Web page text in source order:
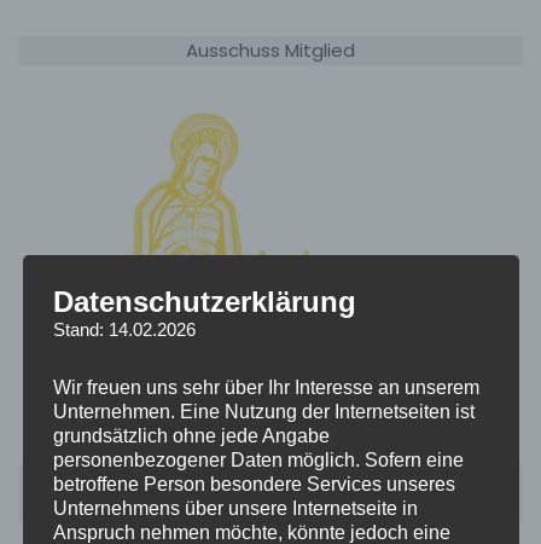
Ausschuss Mitglied
Dirk
Kühn
Datenschutzerklärung
Stand: 14.02.2026
Wir freuen uns sehr über Ihr Interesse an unserem
Unternehmen. Eine Nutzung der Internetseiten ist
grundsätzlich ohne jede Angabe
personenbezogener Daten möglich. Sofern eine
betroffene Person besondere Services unseres
Unternehmens über unsere Internetseite in
Anspruch nehmen möchte, könnte jedoch eine